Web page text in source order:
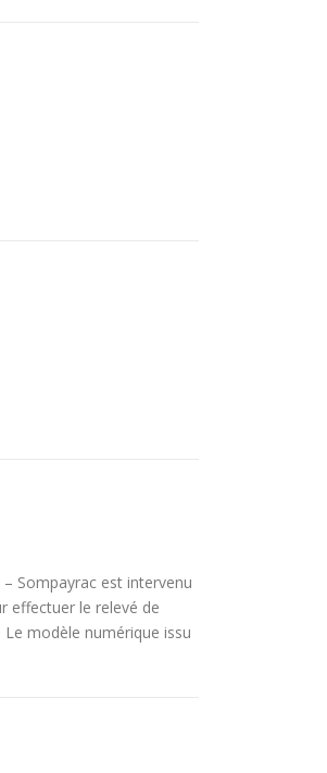
Sompayrac est intervenu
effectuer le relevé de
modèle numérique issu